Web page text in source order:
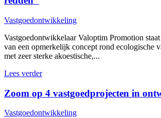
Vastgoedontwikkeling
Vastgoedontwikkelaar Valoptim Promotion
van een opmerkelijk concept rond ecologische
met zeer sterke akoestische,...
Lees verder
Zoom op 4 vastgoedprojecten in
Vastgoedontwikkeling